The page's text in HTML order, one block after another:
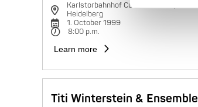
Karlstorbahnhof Cultural Center,
Heidelberg
1. October 1999
8:00 p.m.
Learn more
Titi Winterstein & Ensemble